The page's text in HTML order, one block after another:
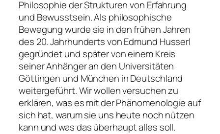
Philosophie der Strukturen von Erfahrung
und Bewusstsein. Als philosophische
Bewegung wurde sie in den frühen Jahren
des 20. Jahrhunderts von Edmund Husserl
gegründet und später von einem Kreis
seiner Anhänger an den Universitäten
Göttingen und München in Deutschland
weitergeführt. Wir wollen versuchen zu
erklären, was es mit der Phänomenologie auf
sich hat, warum sie uns heute noch nützen
kann und was das überhaupt alles soll.